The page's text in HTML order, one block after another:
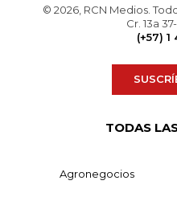
© 2026, RCN Medios.
Cr. 13a
(+57)
TODAS
Agronegocios